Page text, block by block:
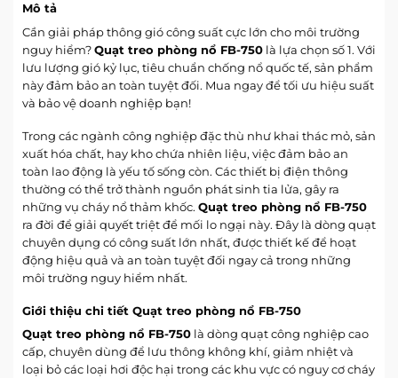
Mô tả
Cần giải pháp thông gió công suất cực lớn cho môi trường
nguy hiểm?Quạt treo phòng nổ FB-750 là lựa chọn số 1. Với
lưu lượng gió kỷ lục, tiêu chuẩn chống nổ quốc tế, sản phẩm
này đảm bảo an toàn tuyệt đối. Mua ngay để tối ưu hiệu suất
và bảo vệ doanh nghiệp bạn!
Trong các ngành công nghiệp đặc thù như khai thác mỏ, sản
xuất hóa chất, hay kho chứa nhiên liệu, việc đảm bảo an
toàn lao động là yếu tố sống còn. Các thiết bị điện thông
thường có thể trở thành nguồn phát sinh tia lửa, gây ra
những vụ cháy nổ thảm khốc. Quạt treo phòng nổ FB-750
ra đời để giải quyết triệt để mối lo ngại này. Đây là dòng quạt
chuyên dụng có công suất lớn nhất, được thiết kế để hoạt
động hiệu quả và an toàn tuyệt đối ngay cả trong những
môi trường nguy hiểm nhất.
Giới thiệu chi tiết Quạt treo phòng nổ FB-750
Quạt treo phòng nổ FB-750 là dòng quạt công nghiệp cao
cấp, chuyên dùng để lưu thông không khí, giảm nhiệt và
loại bỏ các loại hơi độc hại trong các khu vực có nguy cơ cháy